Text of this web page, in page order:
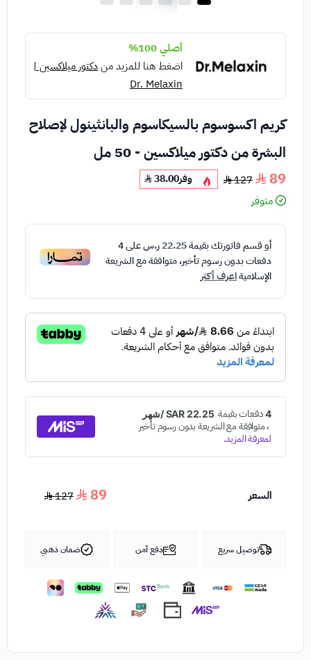
أصلي 100%
اضغط هنا للمزيد مندكتور ميلاكسين |
Dr. Melaxin
كريم اكسوسوم بالسيكاسوم والبانثينول لإصلاح
البشرة من دكتور ميلاكسين - 50 مل
89
127 وفر38.00
متوفر
أو قسم فاتورتك بقيمة22.25 ر.س على4
دفعات بدون رسوم تأخير، متوافقة مع الشريعة
الإسلاميةاعرف أكثر
السعر 89
127
توصيل سريع دفع آمن ضمان ذهبي